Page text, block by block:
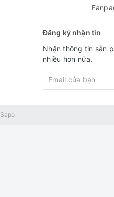
Đăng ký nhận tin
Nhận thông tin sản
nhiều hơn nữa.
Sapo